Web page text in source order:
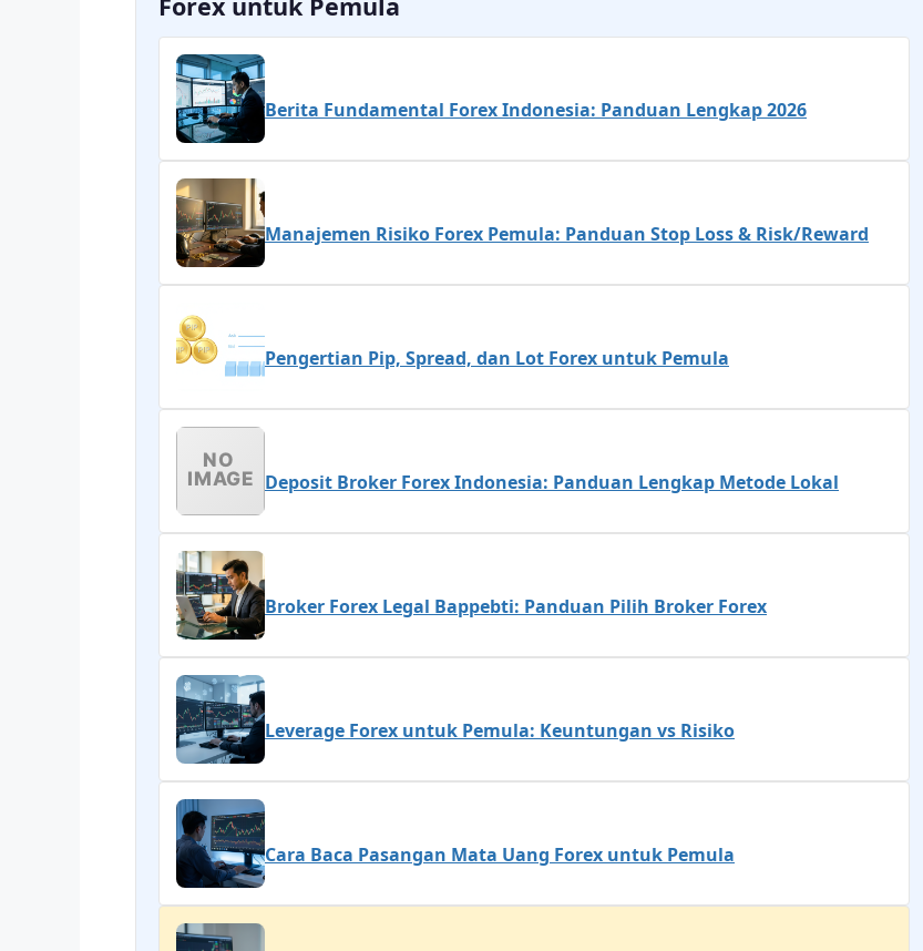
Berita Fundamental Forex Indonesia: Panduan Lengkap 2026
Manajemen Risiko Forex Pemula: Panduan Stop Loss & Risk/Reward
Pengertian Pip, Spread, dan Lot Forex untuk Pemula
Deposit Broker Forex Indonesia: Panduan Lengkap Metode Lokal
Broker Forex Legal Bappebti: Panduan Pilih Broker Forex
Leverage Forex untuk Pemula: Keuntungan vs Risiko
Cara Baca Pasangan Mata Uang Forex untuk Pemula